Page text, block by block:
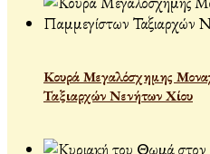
Κουρά Μεγαλόσχημης
Ταξιαρχών Νενήτων Χίου